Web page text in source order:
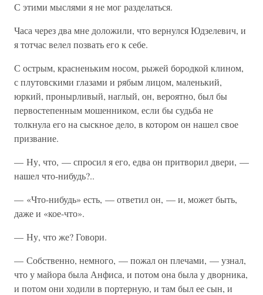
С этими мыслями я не мог разделаться.
Часа через два мне доложили, что вернулся Юдзелевич, и
я тотчас велел позвать его к себе.
С острым, красненьким носом, рыжей бородкой клином,
с плутовскими глазами и рябым лицом, маленький,
юркий, пронырливый, наглый, он, вероятно, был бы
первостепенным мошенником, если бы судьба не
толкнула его на сыскное дело, в котором он нашел свое
призвание.
— Ну, что, — спросил я его, едва он притворил двери, —
нашел что-нибудь?..
— «Что-нибудь» есть, — ответил он, — и, может быть,
даже и «кое-что».
— Ну, что же? Говори.
— Собственно, немного, — пожал он плечами, — узнал,
что у майора была Анфиса, и потом она была у дворника,
и потом они ходили в портерную, и там был ее сын, и